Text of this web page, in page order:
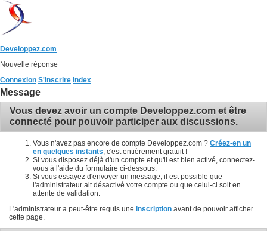
Developpez.com
Nouvelle réponse
Connexion S'inscrire Index
Message
Vous devez avoir un compte Developpez.com et être
connecté pour pouvoir participer aux discussions.
Vous n'avez pas encore de compte Developpez.com ? Créez-en un
en quelques instants , c'est entièrement gratuit !
Si vous disposez déjà d'un compte et qu'il est bien activé, connectez-
vous à l'aide du formulaire ci-dessous.
Si vous essayez d'envoyer un message, il est possible que
l'administrateur ait désactivé votre compte ou que celui-ci soit en
attente de validation.
L'administrateur a peut-être requis une inscription avant de pouvoir afficher
cette page.